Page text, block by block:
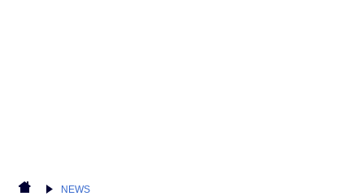
NEWS